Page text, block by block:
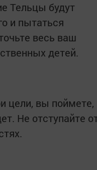
Тельцы будут
и пытаться
весь ваш
детей.
цели, вы поймете,
Не отступайте